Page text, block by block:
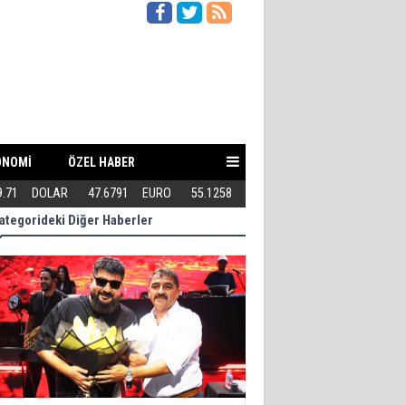
ÖZEL HABER
DOLAR 47.6791 EURO 55.1258
Diğer Haberler